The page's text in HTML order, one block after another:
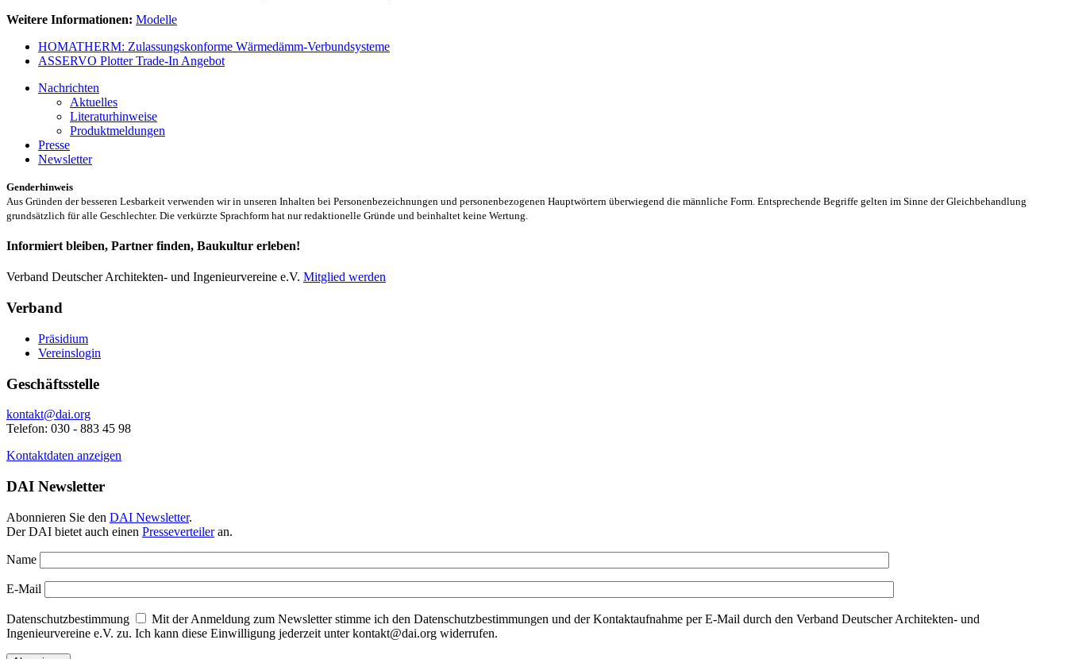
Weitere Informationen: Modelle
HOMATHERM: Zulassungskonforme Wärmedämm-Verbundsysteme
ASSERVO Plotter Trade-In Angebot
Nachrichten
Aktuelles
Literaturhinweise
Produktmeldungen
Presse
Newsletter
Genderhinweis
Aus Gründen der besseren Lesbarkeit verwenden wir in unseren Inhalten bei Personenbezeichnungen und personenbezogenen Hauptwörtern überwiegend die männliche Form. Entsprechende Begriffe gelten im Sinne der Gleichbehandlung
grundsätzlich für alle Geschlechter. Die verkürzte Sprachform hat nur redaktionelle Gründe und beinhaltet keine Wertung.
Informiert bleiben, Partner finden, Baukultur erleben!
Verband Deutscher Architekten- und Ingenieurvereine e.V. Mitglied werden
Verband
Präsidium
Vereinslogin
Geschäftsstelle
kontakt@dai.org
Telefon: 030 - 883 45 98
Kontaktdaten anzeigen
DAI Newsletter
Abonnieren Sie den DAI Newsletter.
Der DAI bietet auch einen Presseverteileran.
Name
E-Mail
Datenschutzbestimmung
Mit der Anmeldung zum Newsletter stimme ich den Datenschutzbestimmungen und der Kontaktaufnahme per E-Mail durch den Verband Deutscher Architekten- und
Ingenieurvereine e.V. zu. Ich kann diese Einwilligung jederzeit unter kontakt@dai.org widerrufen.